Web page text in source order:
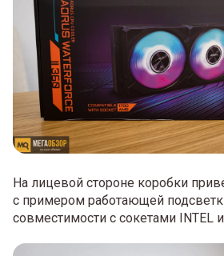
На лицевой стороне коробки
с примером работающей
совместимости с сокетами INTEL